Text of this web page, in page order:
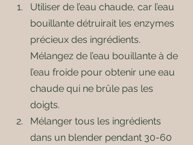
Utiliser de l’eau chaude, car l’eau
bouillante détruirait les enzymes
précieux des ingrédients.
Mélangez de l’eau bouillante à de
l’eau froide pour obtenir une eau
chaude qui ne brûle pas les
doigts.
Mélanger tous les ingrédients
dans un blender pendant 30-60